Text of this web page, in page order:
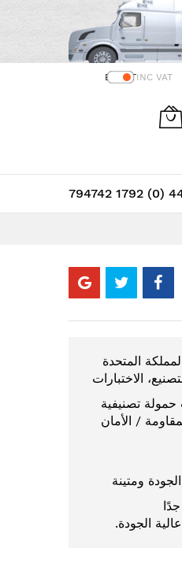
INC VAT
EX VAT
المتحدة
الاختبارات
تصنيفية
/ الأمان
ومتينة
الجودة.